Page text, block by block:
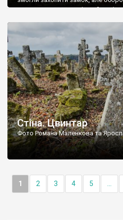
поховали на цвинтарі, який тоді
ньому чимало хрестів 19 століття,
Стіна. Цвинтар
Фото Романа Маленкова та
1 2 3 4 5